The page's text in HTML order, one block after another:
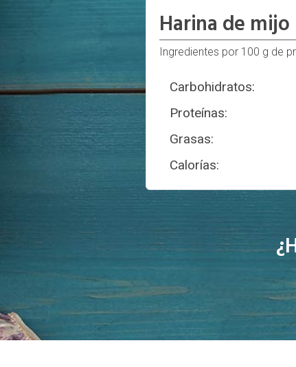
Harina de mijo
Ingredientes por 100 g de
Carbohidratos:
Proteínas:
Grasas:
Calorías: